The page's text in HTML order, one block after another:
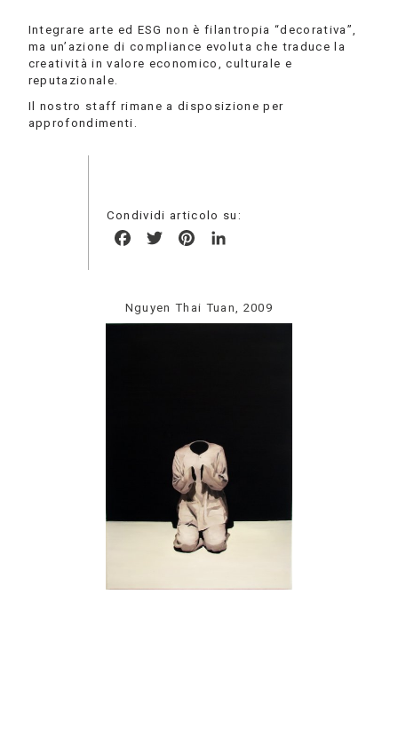
Integrare arte ed ESG non è filantropia “decorativa”,
ma un’azione di compliance evoluta che traduce la
creatività in valore economico, culturale e
reputazionale.
Il nostro staff rimane a disposizione per
approfondimenti.
Condividi articolo su:
FacebookTwitterPinterest
Nguyen Thai Tuan, 2009